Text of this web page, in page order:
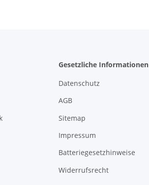
Gesetzliche Informationen
Datenschutz
AGB
Sitemap
Impressum
Batteriegesetzhinweise
Widerrufsrecht